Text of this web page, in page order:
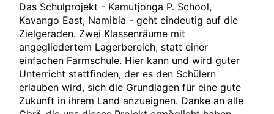
Das Schulprojekt - Kamutjonga P. School,
Kavango East, Namibia - geht eindeutig auf die
Zielgeraden. Zwei Klassenräume mit
angegliedertem Lagerbereich, statt einer
einfachen Farmschule. Hier kann und wird guter
Unterricht stattfinden, der es den Schülern
erlauben wird, sich die Grundlagen für eine gute
Zukunft in ihrem Land anzueignen. Danke an alle